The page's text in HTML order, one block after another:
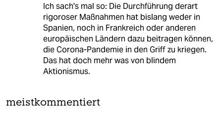
Ich sach's mal so: Die Durchführung derart
rigoroser Maßnahmen hat bislang weder in
Spanien, noch in Frankreich oder anderen
europäischen Ländern dazu beitragen können,
die Corona-Pandemie in den Griff zu kriegen.
Das hat doch mehr was von blindem
Aktionismus.
meistkommentiert